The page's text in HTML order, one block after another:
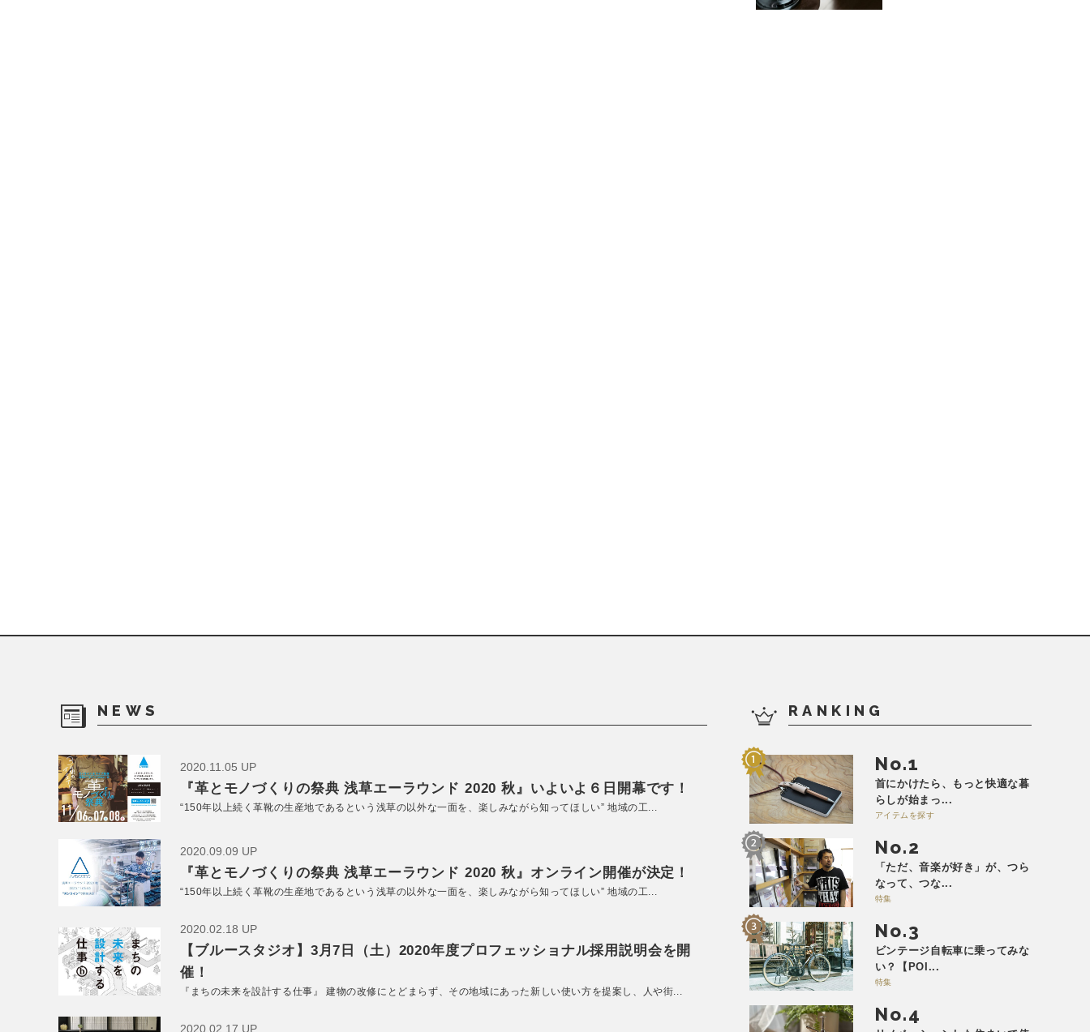
NEWS
2020.11.05 UP
『革とモノづくりの祭典 浅草エーラウンド 2020 秋』いよいよ６日開幕です！
“150年以上続く革靴の生産地であるという浅草の以外な一面を、楽しみながら知ってほしい” 地域の工...
2020.09.09 UP
『革とモノづくりの祭典 浅草エーラウンド 2020 秋』オンライン開催が決定！
“150年以上続く革靴の生産地であるという浅草の以外な一面を、楽しみながら知ってほしい” 地域の工...
2020.02.18 UP
【ブルースタジオ】3月7日（土）2020年度プロフェッショナル採用説明会を開
催！
『まちの未来を設計する仕事』 建物の改修にとどまらず、その地域にあった新しい使い方を提案し、人や街...
2020.02.17 UP
RANKING
No.
首にかけたら、もっと快適な暮
らしが始まっ...
アイテムを探す
No.
「ただ、音楽が好き」が、つら
なって、つな...
特集
No.
ビンテージ自転車に乗ってみな
い？【POI...
特集
No.